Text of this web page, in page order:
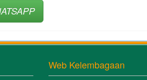
Web Kelembagaan